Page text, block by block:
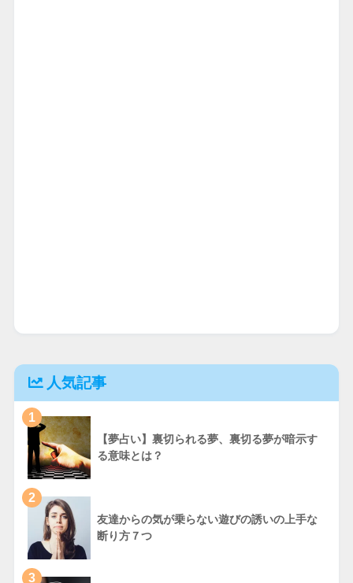
人気記事
1
【夢占い】裏切られる夢、裏切る夢が暗示す
る意味とは？
2
友達からの気が乗らない遊びの誘いの上手な
断り方７つ
3